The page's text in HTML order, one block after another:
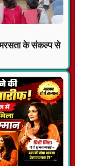
के संकल्प से